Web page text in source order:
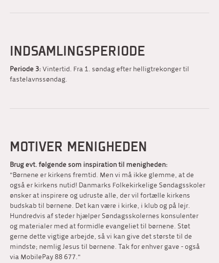
INDSAMLINGSPERIODE
Periode 3:Vintertid. Fra 1. søndag efter helligtrekonger til
fastelavnssøndag.
MOTIVER MENIGHEDEN
Brug evt. følgende som inspiration til menigheden:
"Børnene er kirkens fremtid. Men vi må ikke glemme, at de
også er kirkens nutid! Danmarks Folkekirkelige Søndagsskoler
ønsker at inspirere og udruste alle, der vil fortælle kirkens
budskab til børnene. Det kan være i kirke, i klub og på lejr.
Hundredvis af steder hjælper Søndagsskolernes konsulenter
og materialer med at formidle evangeliet til børnene. Støt
gerne dette vigtige arbejde, så vi kan give det største til de
mindste; nemlig Jesus til børnene. Tak for enhver gave - også
via MobilePay 88 677."